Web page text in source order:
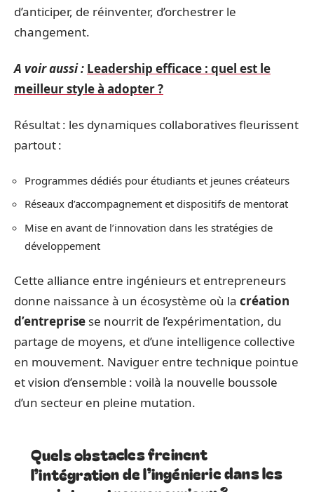
d’anticiper, de réinventer, d’orchestrer le
changement.
A voir aussi : Leadership efficace : quel est le
meilleur style à adopter ?
Résultat : les dynamiques collaboratives fleurissent
partout :
Programmes dédiés pour étudiants et jeunes créateurs
Réseaux d’accompagnement et dispositifs de mentorat
Mise en avant de l’innovation dans les stratégies de
développement
Cette alliance entre ingénieurs et entrepreneurs
donne naissance à un écosystème où la création
d’entreprise se nourrit de l’expérimentation, du
partage de moyens, et d’une intelligence collective
en mouvement. Naviguer entre technique pointue
et vision d’ensemble : voilà la nouvelle boussole
d’un secteur en pleine mutation.
Quels obstacles freinent
l’intégration de l’ingénierie dans les